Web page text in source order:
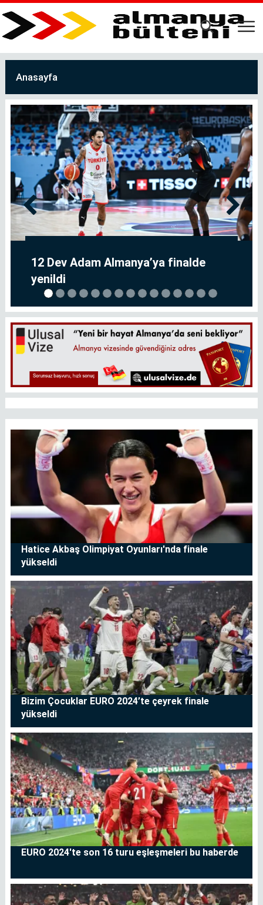
Ana
içeriğe
Anasayfa
12 Dev Adam Almanya’ya finalde
yenildi
Hatice Akbaş Olimpiyat Oyunları'nda finale
yükseldi
Bizim Çocuklar EURO 2024’te çeyrek finale
yükseldi
EURO 2024'te son 16 turu eşleşmeleri bu haberde